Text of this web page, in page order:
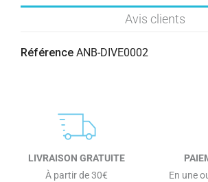
Avis clients
Référence ANB-DIVE0002
LIVRAISON GRATUITE
À partir de 30€
En une